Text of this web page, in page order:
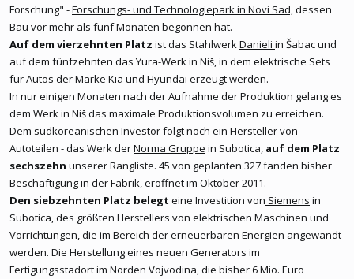
Forschung" -Forschungs- und Technologiepark in Novi Sad,dessen
Bau vor mehr als fünf Monaten begonnen hat.
Auf dem vierzehnten Platz ist das StahlwerkDanieli in Šabac und
auf dem fünfzehnten das Yura-Werk in Niš, in dem elektrische Sets
für Autos der Marke Kia und Hyundai erzeugt werden.
In nur einigen Monaten nach der Aufnahme der Produktion gelang es
dem Werk in Niš das maximale Produktionsvolumen zu erreichen.
Dem südkoreanischen Investor folgt noch ein Hersteller von
Autoteilen - das Werk derNorma Gruppe in Subotica, auf dem Platz
sechszehn unserer Rangliste. 45 von geplanten 327 fanden bisher
Beschäftigung in der Fabrik, eröffnet im Oktober 2011.
Den siebzehnten Platz belegt eine Investition von Siemens in
Subotica, des größten Herstellers von elektrischen Maschinen und
Vorrichtungen, die im Bereich der erneuerbaren Energien angewandt
werden. Die Herstellung eines neuen Generators im
Fertigungsstadort im Norden Vojvodina, die bisher 6 Mio. Euro